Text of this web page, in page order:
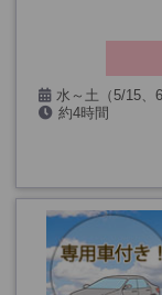
水～土（5/15、
26・31、1/1・6、
約4時間